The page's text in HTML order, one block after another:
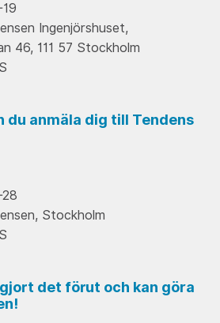
Ingenjörshuset,
46, 111 57 Stockholm
du anmäla dig till Tendens
Stockholm
det förut och kan göra